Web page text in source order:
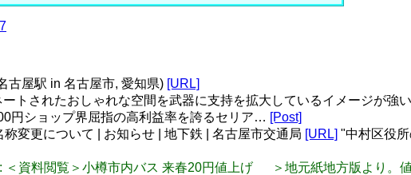
古屋駅 in 名古屋市, 愛知県) [URL]
トされたおしゃれな空間を武器に支持を拡大しているイメージが強
円ショップ界屈指の高利益率を誇るセリア… [Post]
称変更について | お知らせ | 地下鉄 | 名古屋市交通局 [URL] "中村区役
＜資料閲覧＞小樽市内バス 来春20円値上げ ＞地元紙地方版より。